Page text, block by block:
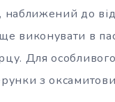
наближений до
виконувати в
Для
з